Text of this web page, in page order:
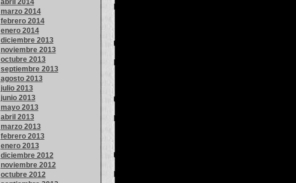
abril 2014
marzo 2014
febrero 2014
enero 2014
diciembre 2013
noviembre 2013
octubre 2013
septiembre 2013
agosto 2013
julio 2013
junio 2013
mayo 2013
abril 2013
marzo 2013
febrero 2013
enero 2013
diciembre 2012
noviembre 2012
octubre 2012